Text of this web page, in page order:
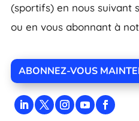
(sportifs) en nous suivant
ou en vous abonnant à
ABONNEZ-VOUS